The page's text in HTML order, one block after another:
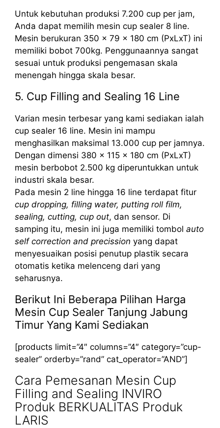
Untuk kebutuhan produksi 7.200 cup per jam,
Anda dapat memilih mesin cup sealer 8 line.
Mesin berukuran 350 x 79 x 180 cm (PxLxT) ini
memiliki bobot 700kg. Penggunaannya sangat
sesuai untuk produksi pengemasan skala
menengah hingga skala besar.
5. Cup Filling and Sealing 16 Line
Varian mesin terbesar yang kami sediakan ialah
cup sealer 16 line. Mesin ini mampu
menghasilkan maksimal 13.000 cup per jamnya.
Dengan dimensi 380 x 115 x 180 cm (PxLxT)
mesin berbobot 2.500 kg diperuntukkan untuk
industri skala besar.
Pada mesin 2 line hingga 16 line terdapat fitur
cup dropping, filling water, putting roll film,
sealing, cutting, cup out, dan sensor. Di
samping itu, mesin ini juga memiliki tombol auto
self correction and precission yang dapat
menyesuaikan posisi penutup plastik secara
otomatis ketika melenceng dari yang
seharusnya.
Berikut Ini Beberapa Pilihan Harga
Mesin Cup Sealer Tanjung Jabung
Timur Yang Kami Sediakan
[products limit=”4″ columns=”4″ category=”cup-
sealer” orderby=”rand” cat_operator=”AND”]
Cara Pemesanan Mesin Cup
Filling and Sealing INVIRO
Produk BERKUALITAS Produk
LARIS